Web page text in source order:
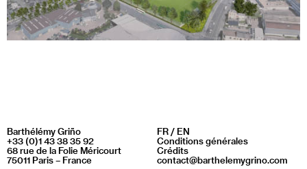
Barthélémy Griño
+33 (0)1 43 38 35 92
68 rue de la Folie Méricourt
75011 Paris – France
FR / EN
Conditions générales
Crédits
contact@barthelemygrino.com